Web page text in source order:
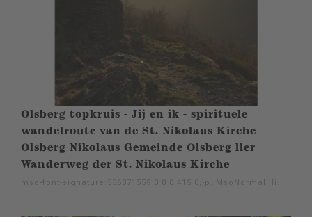
Olsberg topkruis - Jij en ik - spirituele
wandelroute van de St. Nikolaus Kirche
Olsberg Nikolaus Gemeinde Olsberg ller
Wanderweg der St. Nikolaus Kirche
mso-font-signature:536871559 3 0 0 415 0;}p. MsoNormal, li.